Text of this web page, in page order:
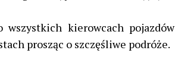
kierowcach pojazdów
prosząc o szczęśliwe podróże.